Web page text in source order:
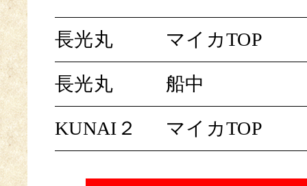
長光丸 マイカTOP
長光丸 船中
KUNAI２ マイカTOP